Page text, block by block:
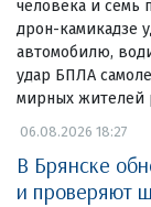
человека и семь
дрон-камикадзе
автомобилю,
удар БПЛА
мирных жителей
06.08.2026 18:27
В Брянске
и проверяют